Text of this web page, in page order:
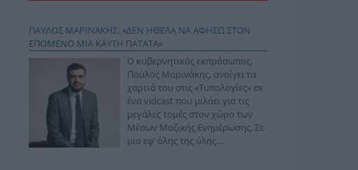
ΠΑΥΛΟΣ ΜΑΡΙΝΑΚΗΣ: «ΔΕΝ ΗΘΕΛΑ ΝΑ ΑΦΗΣΩ ΣΤΟΝ
ΕΠΟΜΕΝΟ ΜΙΑ ΚΑΥΤΗ ΠΑΤΑΤΑ»
Ο κυβερνητικός εκπρόσωπος,
Παύλος Μαρινάκης, ανοίγει τα
χαρτιά του στις «Τυπολογίες» σε
ένα vidcast που μιλάει για τις
μεγάλες τομές στον χώρο των
Μέσων Μαζικής Ενημέρωσης. Σε
μια εφ’ όλης της ύλης